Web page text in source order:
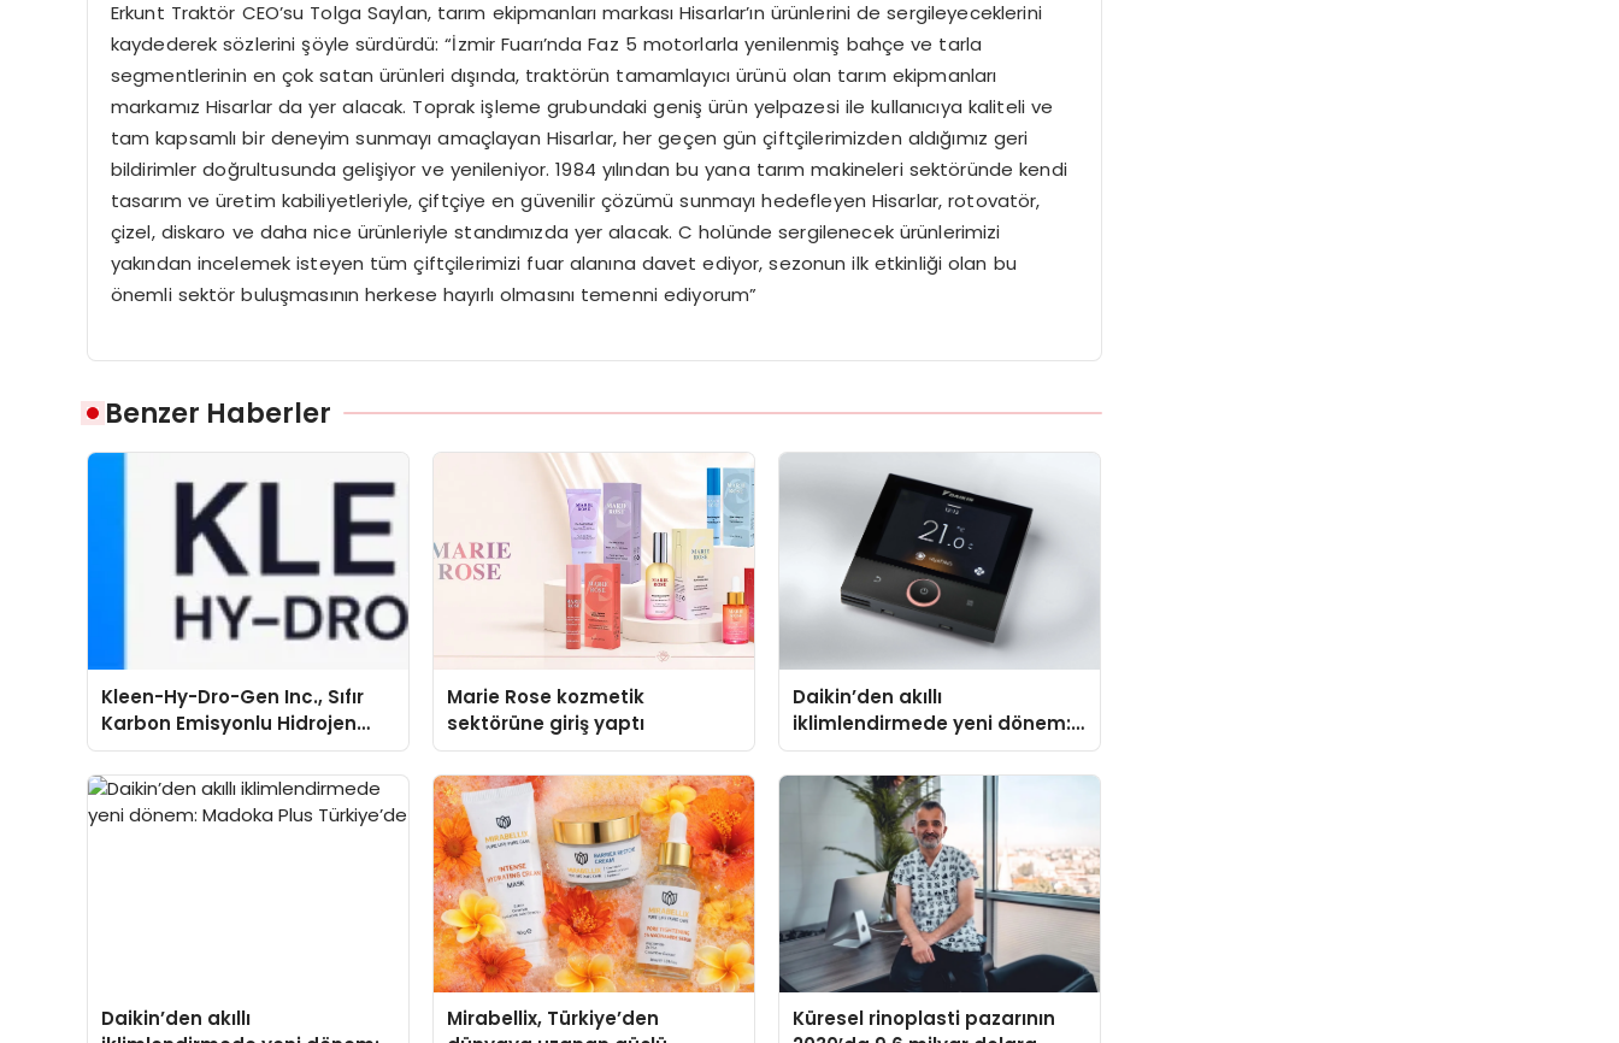
Erkunt Traktör CEO’su Tolga Saylan, tarım ekipmanları markası Hisarlar’ın ürünlerini de sergileyeceklerini
kaydederek sözlerini şöyle sürdürdü: “İzmir Fuarı’nda Faz 5 motorlarla yenilenmiş bahçe ve tarla
segmentlerinin en çok satan ürünleri dışında, traktörün tamamlayıcı ürünü olan tarım ekipmanları
markamız Hisarlar da yer alacak. Toprak işleme grubundaki geniş ürün yelpazesi ile kullanıcıya kaliteli ve
tam kapsamlı bir deneyim sunmayı amaçlayan Hisarlar, her geçen gün çiftçilerimizden aldığımız geri
bildirimler doğrultusunda gelişiyor ve yenileniyor. 1984 yılından bu yana tarım makineleri sektöründe kendi
tasarım ve üretim kabiliyetleriyle, çiftçiye en güvenilir çözümü sunmayı hedefleyen Hisarlar, rotovatör,
çizel, diskaro ve daha nice ürünleriyle standımızda yer alacak. C holünde sergilenecek ürünlerimizi
yakından incelemek isteyen tüm çiftçilerimizi fuar alanına davet ediyor, sezonun ilk etkinliği olan bu
önemli sektör buluşmasının herkese hayırlı olmasını temenni ediyorum”
Benzer Haberler
Kleen-Hy-Dro-Gen Inc., Sıfır
Karbon Emisyonlu Hidrojen
Isıtma Teknolojisinde ISO ve
TSSA Düzenleyici Onaylarını
Aldı
Marie Rose kozmetik
sektörüne giriş yaptı
Daikin’den akıllı
iklimlendirmede yeni dönem:
Madoka Plus Türkiye’de
Daikin’den akıllı
Mirabellix, Türkiye’den
Küresel rinoplasti pazarının